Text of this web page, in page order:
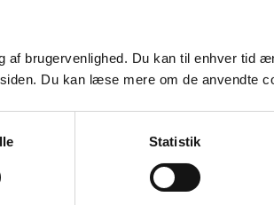
af brugervenlighed. Du kan til enhver tid
Du kan læse mere om de anvendte
Statistik